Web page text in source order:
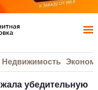
Недвижимость
убедительную